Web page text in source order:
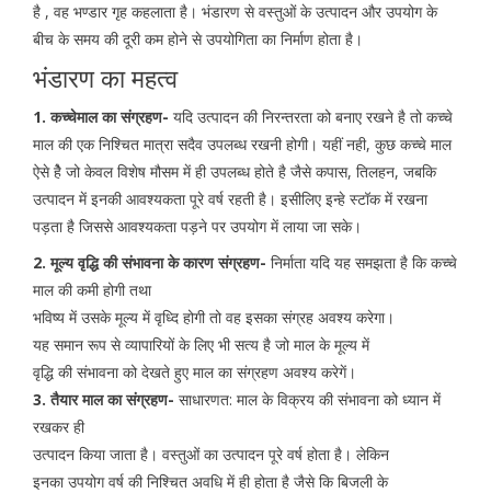
है , वह भण्डार गृह कहलाता है। भंडारण से वस्तुओं के उत्पादन और उपयोग के
बीच के समय की दूरी कम होने से उपयोगिता का निर्माण होता है।
भंडारण का महत्व
1. कच्चेमाल का संग्रहण- यदि उत्पादन की निरन्तरता को बनाए रखने है तो कच्चे
माल की एक निश्चित मात्रा सदैव उपलब्ध रखनी होगी। यहीं नही, कुछ कच्चे माल
ऐसे हैे जो केवल विशेष मौसम में ही उपलब्ध होते है जैसे कपास, तिलहन, जबकि
उत्पादन में इनकी आवश्यकता पूरे वर्ष रहती है। इसीलिए इन्हे स्टॉक में रखना
पड़ता है जिससे आवश्यकता पड़ने पर उपयोग में लाया जा सके।
2. मूल्य वृद्धि की संभावना के कारण संग्रहण- निर्माता यदि यह समझता है कि कच्चे
माल की कमी होगी तथा
भविष्य में उसके मूल्य में वृध्दि होगी तो वह इसका संग्रह अवश्य करेगा।
यह समान रूप से व्यापारियों के लिए भी सत्य है जो माल के मूल्य में
वृद्धि की संभावना को देखते हुए माल का संग्रहण अवश्य करेगें।
3. तैयार माल का संग्रहण- साधारणत: माल के विक्रय की संभावना को ध्यान में
रखकर ही
उत्पादन किया जाता है। वस्तुओं का उत्पादन पूरे वर्ष होता है। लेकिन
इनका उपयोग वर्ष की निश्चित अवधि में ही होता है जैसे कि बिजली के